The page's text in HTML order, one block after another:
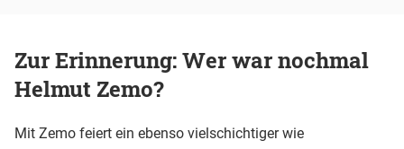
Zur Erinnerung: Wer war nochmal
Helmut Zemo?
Mit Zemo feiert ein ebenso vielschichtiger wie